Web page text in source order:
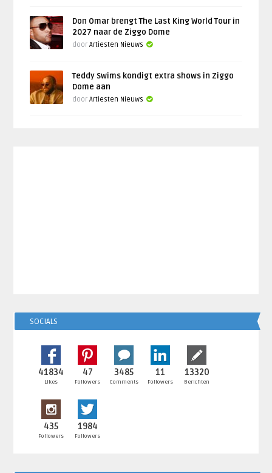
Don Omar brengt The Last King World Tour in
2027 naar de Ziggo Dome
doorArtiesten Nieuws
Teddy Swims kondigt extra shows in Ziggo
Dome aan
doorArtiesten Nieuws
SOCIALS
41834
Likes
47
Followers
3485
Comments
11
Followers
13320
Berichten
435
Followers
1984
Followers